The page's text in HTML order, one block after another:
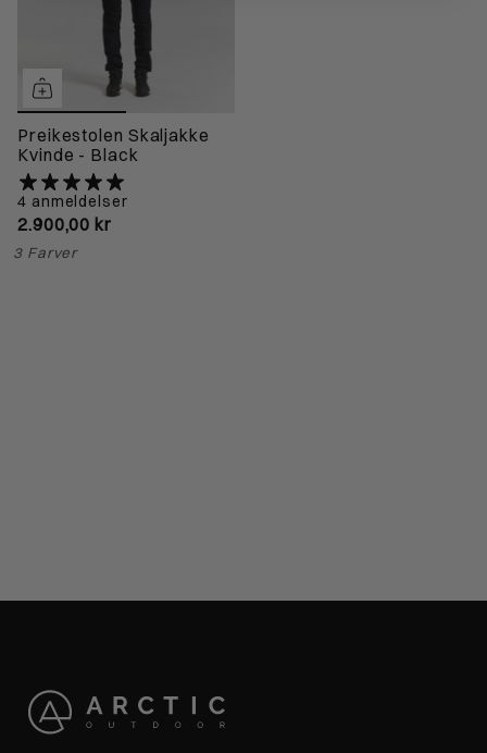
Preikestolen Skaljakke
Kvinde - Black
4 anmeldelser
2.900,00 kr
3 Farver